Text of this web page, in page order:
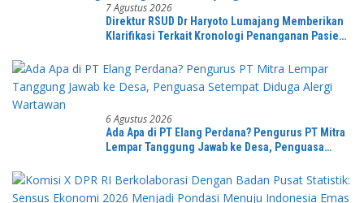
7 Agustus 2026
Direktur RSUD Dr Haryoto Lumajang Memberikan
Klarifikasi Terkait Kronologi Penanganan Pasien
6 Agustus 2026
Ada Apa di PT Elang Perdana? Pengurus PT Mitra
Lempar Tanggung Jawab ke Desa, Penguasa